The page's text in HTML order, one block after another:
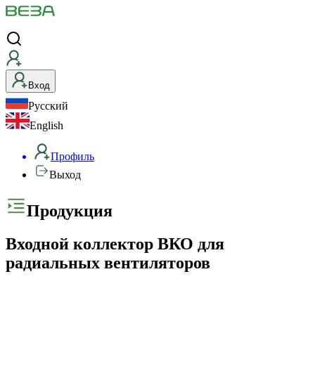
Вход
Русский
English
Профиль
Выход
Продукция
Входной коллектор ВКО для
радиальных вентиляторов